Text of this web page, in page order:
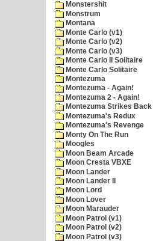
Monstershit
Monstrum
Montana
Monte Carlo (v1)
Monte Carlo (v2)
Monte Carlo (v3)
Monte Carlo II Solitaire
Monte Carlo Solitaire
Montezuma
Montezuma - Again!
Montezuma 2 - Again!
Montezuma Strikes Back
Montezuma's Redux
Montezuma's Revenge
Monty On The Run
Moogles
Moon Beam Arcade
Moon Cresta VBXE
Moon Lander
Moon Lander II
Moon Lord
Moon Lover
Moon Marauder
Moon Patrol (v1)
Moon Patrol (v2)
Moon Patrol (v3)